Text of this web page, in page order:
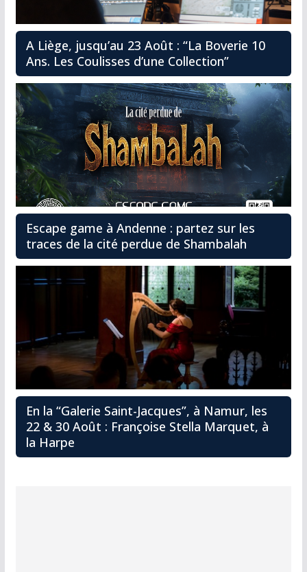
A Liège, jusqu’au 23 Août : “La Boverie 10
Ans. Les Coulisses d’une Collection”
Escape game à Andenne : partez sur les
traces de la cité perdue de Shambalah
En la “Galerie Saint-Jacques”, à Namur, les
22 & 30 Août : Françoise Stella Marquet, à
la Harpe